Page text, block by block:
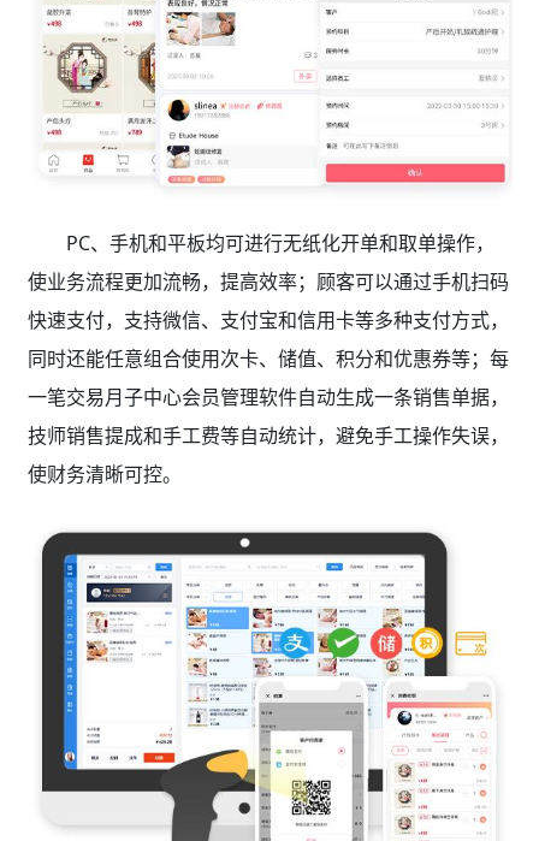
PC、手机和平板均可进行无纸化开单和取单操作，
使业务流程更加流畅，提高效率；顾客可以通过手机扫码
快速支付，支持微信、支付宝和信用卡等多种支付方式，
同时还能任意组合使用次卡、储值、积分和优惠券等；每
一笔交易月子中心会员管理软件自动生成一条销售单据，
技师销售提成和手工费等自动统计，避免手工操作失误，
使财务清晰可控。